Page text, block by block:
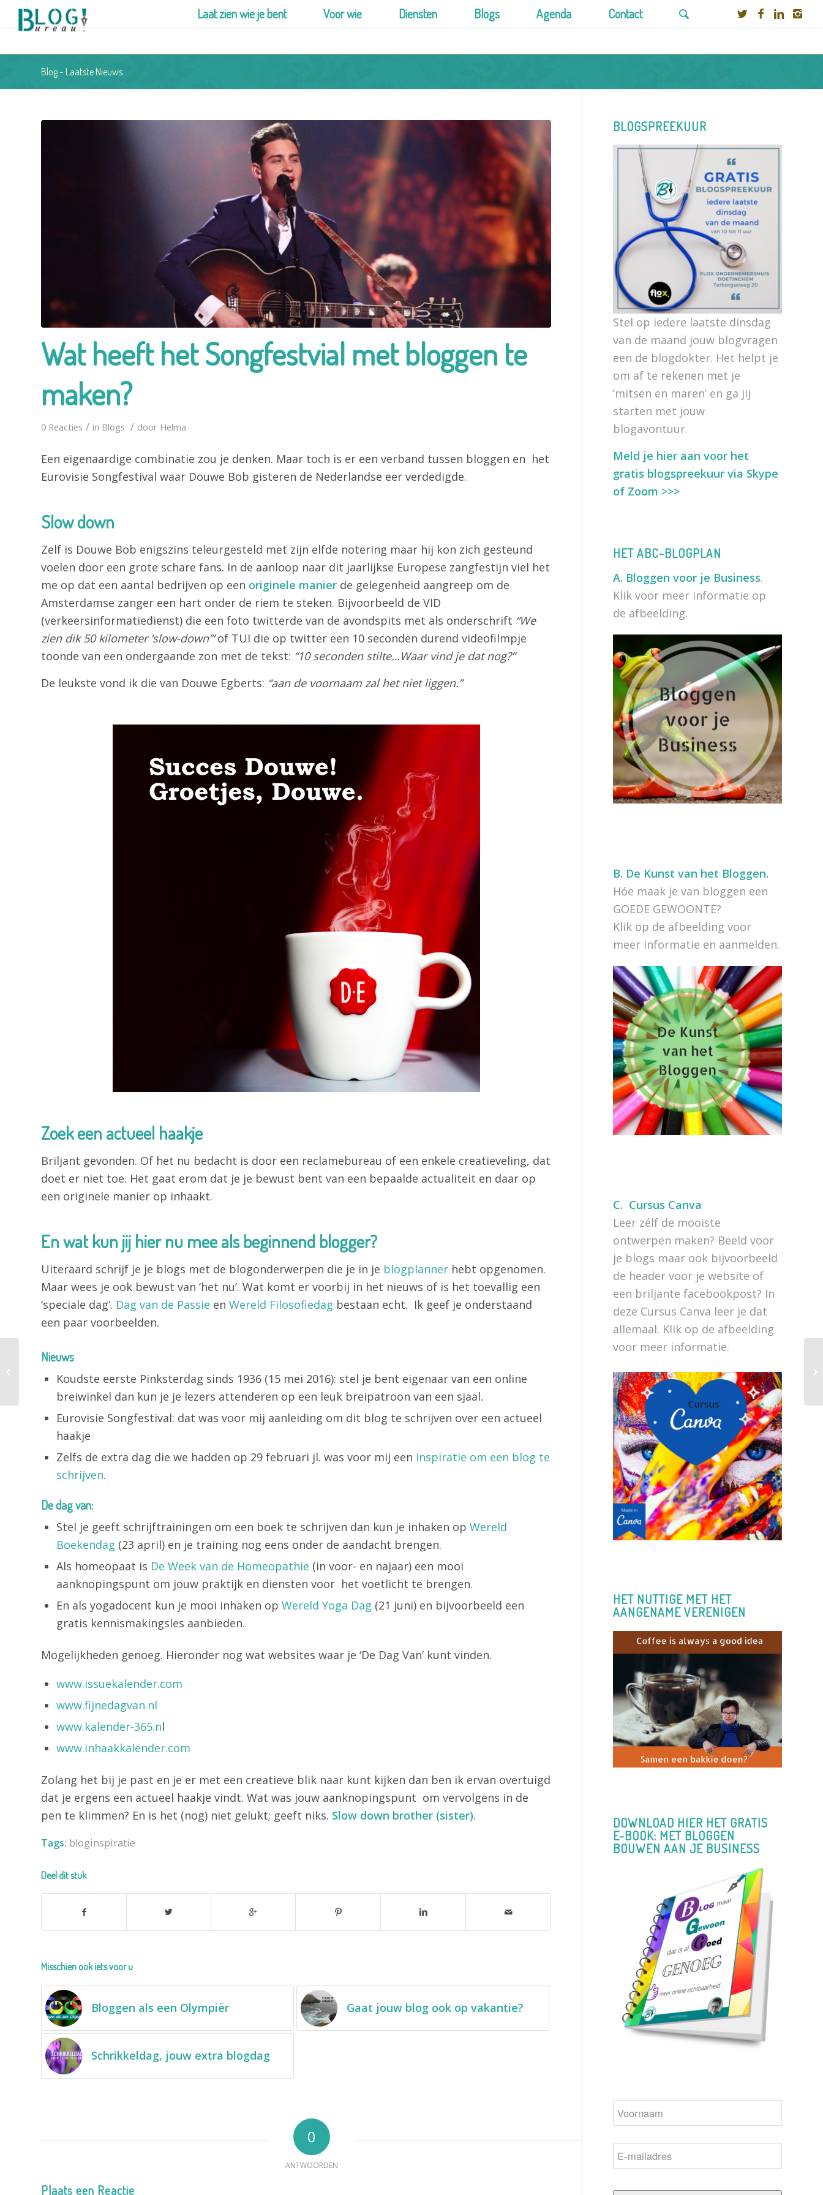
Laat zien wie je bent Voor wie Diensten Blogs Agenda Contact
Blog - Laatste Nieuws
Wat heeft het Songfestvial met bloggen te
maken?
0 Reacties / in Blogs / door Helma
Een eigenaardige combinatie zou je denken. Maar toch is er een verband tussen bloggen en het
Eurovisie Songfestival waar Douwe Bob gisteren de Nederlandse eer verdedigde.
Slow down
Zelf is Douwe Bob enigszins teleurgesteld met zijn elfde notering maar hij kon zich gesteund
voelen door een grote schare fans. In de aanloop naar dit jaarlijkse Europese zangfestijn viel het
me op dat een aantal bedrijven op een originele manier de gelegenheid aangreep om de
Amsterdamse zanger een hart onder de riem te steken. Bijvoorbeeld de VID
(verkeersinformatiedienst) die een foto twitterde van de avondspits met als onderschrift “We
zien dik 50 kilometer ‘slow-down’”of TUI die op twitter een 10 seconden durend videofilmpje
toonde van een ondergaande zon met de tekst: “10 seconden stilte…Waar vind je dat nog?”
De leukste vond ik die van Douwe Egberts: “aan de voornaam zal het niet liggen.”
Zoek een actueel haakje
Briljant gevonden. Of het nu bedacht is door een reclamebureau of een enkele creatieveling, dat
doet er niet toe. Het gaat erom dat je je bewust bent van een bepaalde actualiteit en daar op
een originele manier op inhaakt.
En wat kun jij hier nu mee als beginnend blogger?
Uiteraard schrijf je je blogs met de blogonderwerpen die je in je blogplanner hebt opgenomen.
Maar wees je ook bewust van ‘het nu’. Wat komt er voorbij in het nieuws of is het toevallig een
‘speciale dag’. Dag van de Passie en Wereld Filosofiedag bestaan echt. Ik geef je onderstaand
een paar voorbeelden.
Nieuws
Koudste eerste Pinksterdag sinds 1936 (15 mei 2016): stel je bent eigenaar van een online
breiwinkel dan kun je je lezers attenderen op een leuk breipatroon van een sjaal.
Eurovisie Songfestival: dat was voor mij aanleiding om dit blog te schrijven over een actueel
haakje
Zelfs de extra dag die we hadden op 29 februari jl. was voor mij een inspiratie om een blog te
schrijven.
De dag van:
Stel je geeft schrijftrainingen om een boek te schrijven dan kun je inhaken op Wereld
Boekendag (23 april) en je training nog eens onder de aandacht brengen.
Als homeopaat is De Week van de Homeopathie (in voor- en najaar) een mooi
aanknopingspunt om jouw praktijk en diensten voor het voetlicht te brengen.
En als yogadocent kun je mooi inhaken op Wereld Yoga Dag (21 juni) en bijvoorbeeld een
gratis kennismakingsles aanbieden.
Mogelijkheden genoeg. Hieronder nog wat websites waar je ‘De Dag Van’ kunt vinden.
www.issuekalender.com
www.fijnedagvan.nl
www.kalender-365.nl
www.inhaakkalender.com
Zolang het bij je past en je er met een creatieve blik naar kunt kijken dan ben ik ervan overtuigd
dat je ergens een actueel haakje vindt. Wat was jouw aanknopingspunt om vervolgens in de
pen te klimmen? En is het (nog) niet gelukt; geeft niks. Slow down brother (sister).
Tags: bloginspiratie
Deel dit stuk
Misschien ook iets voor u
Bloggen als een Olympiër Gaat jouw blog ook op vakantie?
Schrikkeldag, jouw extra blogdag
0
ANTWOORDEN
Plaats een Reactie
BLOGSPREEKUUR
Stel op iedere laatste dinsdag
van de maand jouw blogvragen
een de blogdokter. Het helpt je
om af te rekenen met je
‘mitsen en maren’ en ga jij
starten met jouw
blogavontuur.
Meld je hier aan voor het
gratis blogspreekuur via Skype
of Zoom >>>
HET ABC-BLOGPLAN
A. Bloggen voor je Business.
Klik voor meer informatie op
de afbeelding.
B. De Kunst van het Bloggen.
Hóe maak je van bloggen een
GOEDE GEWOONTE?
Klik op de afbeelding voor
meer informatie en aanmelden.
C. Cursus Canva
Leer zélf de mooiste
ontwerpen maken? Beeld voor
je blogs maar ook bijvoorbeeld
de header voor je website of
een briljante facebookpost? In
deze Cursus Canva leer je dat
allemaal. Klik op de afbeelding
voor meer informatie.
HET NUTTIGE MET HET
AANGENAME VERENIGEN
DOWNLOAD HIER HET GRATIS
E-BOOK: MET BLOGGEN
BOUWEN AAN JE BUSINESS
Waar schrijf jij je
blogs?